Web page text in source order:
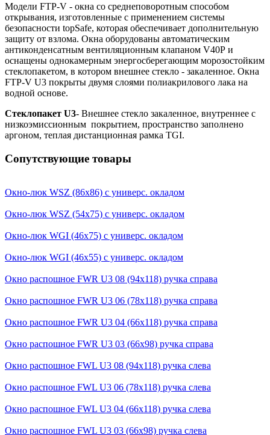
Модели FTP-V - окна со среднеповоротным способом
открывания, изготовленные с применением системы
безопасности topSafe, которая обеспечивает дополнительную
защиту от взлома. Окна оборудованы автоматическим
антиконденсатным вентиляционным клапаном V40Р и
оснащены однокамерным энергосберегающим морозостойким
стеклопакетом, в котором внешнее стекло - закаленное. Окна
FTP-V U3 покрыты двумя слоями полиакрилового лака на
водной основе.
Стеклопакет U3- Внешнее стекло закаленное, внутреннее с
низкоэмиссионным покрытием, пространство заполнено
аргоном, теплая дистанционная рамка TGI.
Сопутствующие товары
Окно-люк WSZ (86х86) с универс. окладом
Окно-люк WSZ (54x75) с универс. окладом
Окно-люк WGI (46x75) с универс. окладом
Окно-люк WGI (46x55) с универс. окладом
Окно распошное FWR U3 08 (94x118) ручка справа
Окно распошное FWR U3 06 (78x118) ручка справа
Окно распошное FWR U3 04 (66x118) ручка справа
Окно распошное FWR U3 03 (66x98) ручка справа
Окно распошное FWL U3 08 (94x118) ручка слева
Окно распошное FWL U3 06 (78x118) ручка слева
Окно распошное FWL U3 04 (66x118) ручка слева
Окно распошное FWL U3 03 (66x98) ручка слева